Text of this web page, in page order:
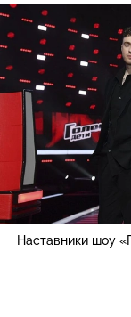
Наставники шоу